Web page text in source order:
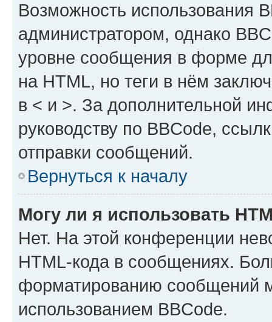
Возможность использования
администратором, однако
уровне сообщения в форме
на HTML, но теги в нём
в < и >. За дополнительной
руководству по BBCode,
отправки сообщений.
Вернуться к началу
Могу ли я использовать
Нет. На этой конференции
HTML-кода в сообщениях.
форматированию сообщений
использованием BBCode.